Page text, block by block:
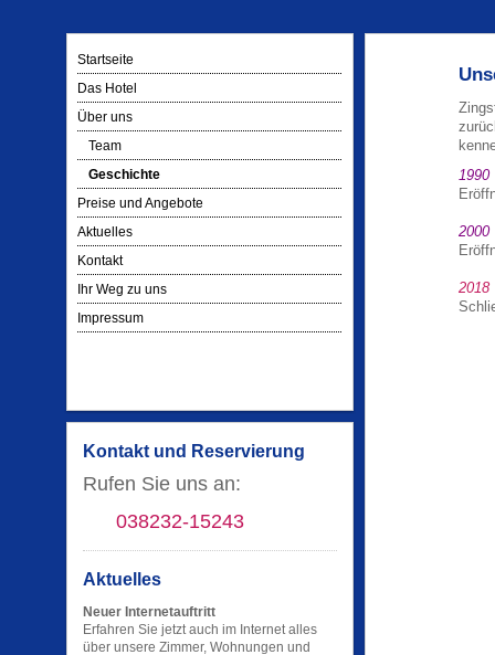
Startseite
Das Hotel
Über uns
Team
Geschichte
Preise und Angebote
Aktuelles
Kontakt
Ihr Weg zu uns
Impressum
Kontakt und Reservierung
Rufen Sie uns an:
038232-15243
Aktuelles
Neuer Internetauftritt
Erfahren Sie jetzt auch im Internet alles
über unsere Zimmer, Wohnungen und
1990
2000
2018